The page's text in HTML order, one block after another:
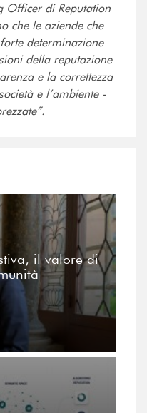
Officer di Reputation
che le aziende che
determinazione
della reputazione
e la correttezza
e l’ambiente -
il valore di